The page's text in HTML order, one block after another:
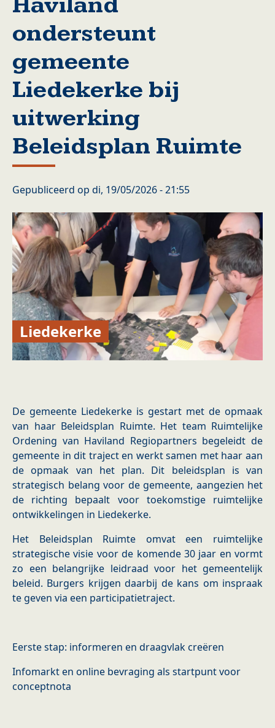
ondersteunt
gemeente
Liedekerke bij
uitwerking
Beleidsplan Ruimte
Gepubliceerd op di, 19/05/2026 - 21:55
Liedekerke
De gemeente Liedekerke is gestart met de opmaak
van haar Beleidsplan Ruimte. Het team Ruimtelijke
Ordening van Haviland Regiopartners begeleidt de
gemeente in dit traject en werkt samen met haar aan
de opmaak van het plan. Dit beleidsplan is van
strategisch belang voor de gemeente, aangezien het
de richting bepaalt voor toekomstige ruimtelijke
ontwikkelingen in Liedekerke.
Het Beleidsplan Ruimte omvat een ruimtelijke
strategische visie voor de komende 30 jaar en vormt
zo een belangrijke leidraad voor het gemeentelijk
beleid. Burgers krijgen daarbij de kans om inspraak
te geven via een participatietraject.
Eerste stap: informeren en draagvlak creëren
Infomarkt en online bevraging als startpunt voor
conceptnota